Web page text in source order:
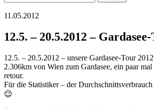
nach:
11.05.2012
12.5. – 20.5.2012 –
12.5. – 20.5.2012 – unsere Gardasee-Tour 2012
2.306km von Wien zum Gardasee, ein paar
retour.
Für die Statistiker – der
😉